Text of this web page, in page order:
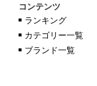
コンテンツ
ランキング
カテゴリー一覧
ブランド一覧